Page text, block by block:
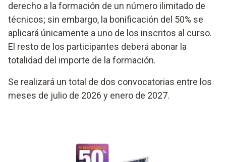
derecho a la formación de un número ilimitado de
técnicos; sin embargo, la bonificación del 50% se
aplicará únicamente a uno de los inscritos al curso.
El resto de los participantes deberá abonar la
totalidad del importe de la formación.
Se realizará un total de dos convocatorias entre los
meses de julio de 2026 y enero de 2027.